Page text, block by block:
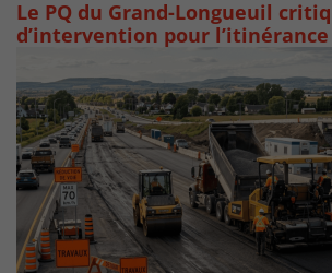
Le PQ du Grand-Longueuil
d’intervention pour l’itinérance